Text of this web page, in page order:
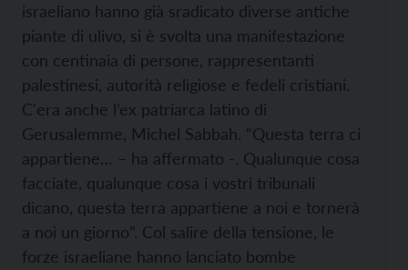
israeliano hanno già sradicato diverse antiche
piante di ulivo, si è svolta una manifestazione
con centinaia di persone, rappresentanti
palestinesi, autorità religiose e fedeli cristiani.
C'era anche l’ex patriarca latino di
Gerusalemme, Michel Sabbah. “Questa terra ci
appartiene… – ha affermato -. Qualunque cosa
facciate, qualunque cosa i vostri tribunali
dicano, questa terra appartiene a noi e tornerà
a noi un giorno”. Col salire della tensione, le
forze israeliane hanno lanciato bombe